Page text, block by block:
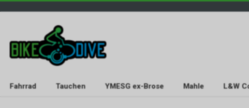
Fahrrad Tauchen YMESG ex-Brose Mahle L&W